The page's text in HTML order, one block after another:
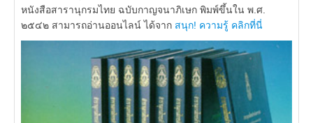
หนังสือสารานุกรมไทย ฉบับกาญจนาภิเษก พิมพ์ขึ้นใน พ.ศ.
๒๕๔๒ สามารถอ่านออนไลน์ ได้จาก สนุก! ความรู้ คลิกที่นี่